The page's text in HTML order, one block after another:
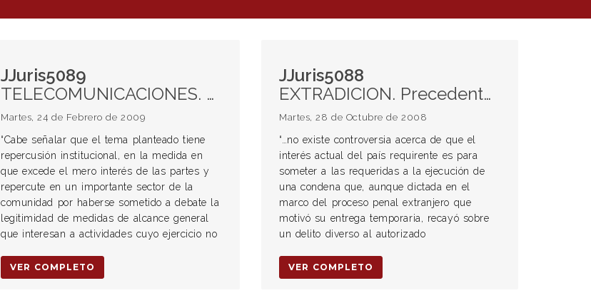
JJuris5089
TELECOMUNICACIONES. Declaración de inconstitucionalidad de los arts. 1° y 2° de la ley 25.873 y del decreto 1563/04. Intervención de comunicaciones telefónicas y por Internet. Derecho a la intimidad y a la privacidad. Ejercicio profesional del abogado. Secreto profesional. ACCION COLECTIVA. Derechos de incidencia colectiva referentes a intereses individuales homogéneos. Ausencia de ley reglamentaria. Requisitos. Procedencia. Adhesión del Colegio Público de Abogados de la Capital Federal y la Federación Argentina de Colegios de Abogados. Derecho de defensa en juicio.
Martes, 24 de Febrero de 2009
“Cabe señalar que el tema planteado tiene
repercusión institucional, en la medida en
que excede el mero interés de las partes y
repercute en un importante sector de la
comunidad por haberse sometido a debate la
legitimidad de medidas de alcance general
que interesan a actividades cuyo ejercicio no
VER COMPLETO
JJuris5088
EXTRADICION. Precedente de Fallos, 325:2777. Interés actual del país requirente. Principio de especialidad. Trámite judicial. Extensión de los efectos. Inobservancia de los artículos 32 y 33 de la ley 24.767. Declaración de nulidad de oficio. Debido proceso y defensa en juicio.
Martes, 28 de Octubre de 2008
“…no existe controversia acerca de que el
interés actual del país requirente es para
someter a las requeridas a la ejecución de
una condena que, aunque dictada en el
marco del proceso penal extranjero que
motivó su entrega temporaria, recayó sobre
un delito diverso al autorizado
VER COMPLETO